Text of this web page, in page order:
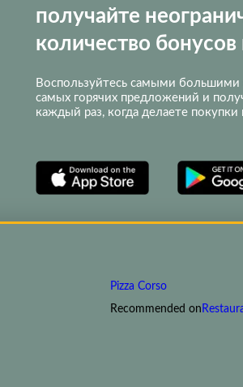
получайте
количество бонусов
Воспользуйтесь самыми большими
самых горячих предложений и
каждый раз, когда делаете покупки
Pizza Corso
Recommended on